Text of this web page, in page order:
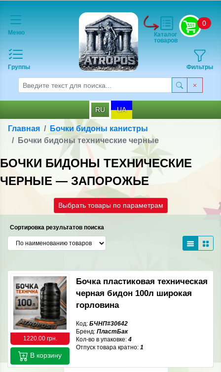
Меню
Группы
0
Фильтры
Каталог
товаров
RU UA
Главная
Бочки бидоны канистры
Бочки бидоны технические черные
БОЧКИ БИДОНЫ ТЕХНИЧЕСКИЕ
ЧЕРНЫЕ — ЗАПОРОЖЬЕ
Выбрать товары по параметрам
Сортировка результатов поиска
1220.00 грн.
Бочка пластиковая техническая
черная бидон 100л широкая
горловина
Код: БЧНП#30642
Бренд: ПластБак
Кол-во в упаковке: 4
Отпуск товара кратно: 1
В корзину